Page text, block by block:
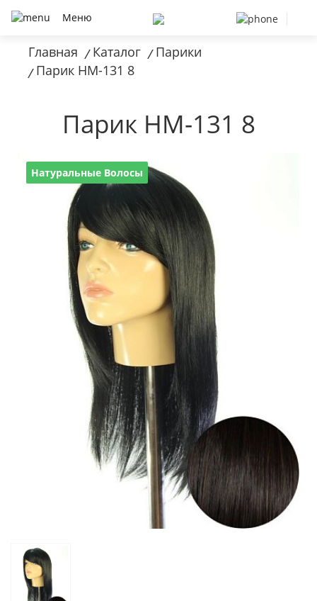
Меню
Главная / Каталог / Парики
/ Парик HM-131 8
Парик HM-131 8
Натуральные Волосы